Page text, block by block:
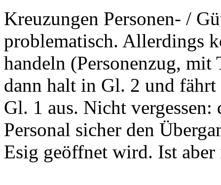
Kreuzungen Personen- /
problematisch. Allerdings
handeln (Personenzug,
dann halt in Gl. 2 und
Gl. 1 aus. Nicht vergessen:
Personal sicher den
Esig geöffnet wird. Ist aber